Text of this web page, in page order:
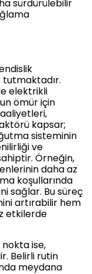
sürdürülebilir
tutmaktadır.
elektrikli
ömür için
kapsar;
sisteminin
ve
Örneğin,
daha az
koşullarında
sağlar. Bu süreç
artırabilir hem
etkilerde
ise,
Belirli rutin
meydana